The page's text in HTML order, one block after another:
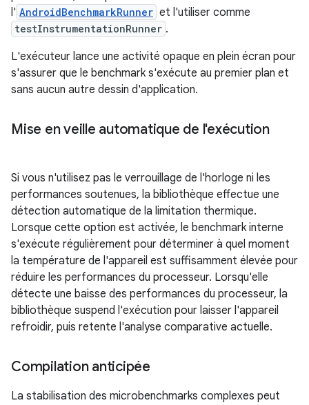
l' AndroidBenchmarkRunner et l'utiliser comme
testInstrumentationRunner .
L'exécuteur lance une activité opaque en plein écran pour
s'assurer que le benchmark s'exécute au premier plan et
sans aucun autre dessin d'application.
Mise en veille automatique de l'exécution
Si vous n'utilisez pas le verrouillage de l'horloge ni les
performances soutenues, la bibliothèque effectue une
détection automatique de la limitation thermique.
Lorsque cette option est activée, le benchmark interne
s'exécute régulièrement pour déterminer à quel moment
la température de l'appareil est suffisamment élevée pour
réduire les performances du processeur. Lorsqu'elle
détecte une baisse des performances du processeur, la
bibliothèque suspend l'exécution pour laisser l'appareil
refroidir, puis retente l'analyse comparative actuelle.
Compilation anticipée
La stabilisation des microbenchmarks complexes peut